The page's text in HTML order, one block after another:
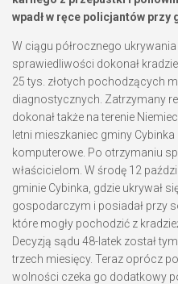
wpadł w ręce policjantów
W ciągu półrocznego
sprawiedliwości dokonał
25 tys. złotych pochodzących
diagnostycznych. Zatrzymany
dokonał także na terenie
letni mieszkaniec gminy
komputerowe. Po otrzymaniu
właścicielom. W środę 12
gminie Cybinka, gdzie ukrywał
gospodarczym i posiadał przy
które mogły pochodzić z
Decyzją sądu 48-latek został
trzech miesięcy. Teraz oprócz
wolności czeka go dodatkowy